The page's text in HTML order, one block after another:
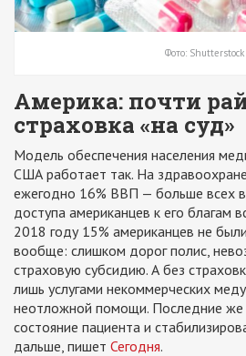
Фото: Shutterstock
Америка: почти
страховка «на суд»
Модель обеспечения населения
США работает так. На
ежегодно 16% ВВП — больше всех
доступа американцев к его благам
2018 году 15% американцев не
вообще: слишком дорог полис,
страховую субсидию. А без
лишь услугами некоммерческих
неотложной помощи. Последние же
состояние пациента и
дальше, пишет Сегодня.